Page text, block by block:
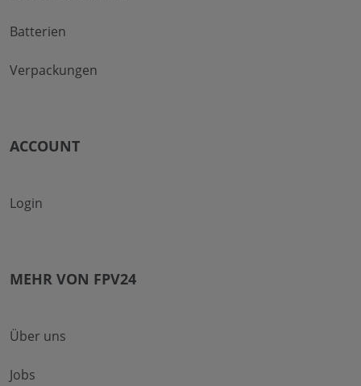
Batterien
Verpackungen
ACCOUNT
Login
MEHR VON FPV24
Über uns
Jobs